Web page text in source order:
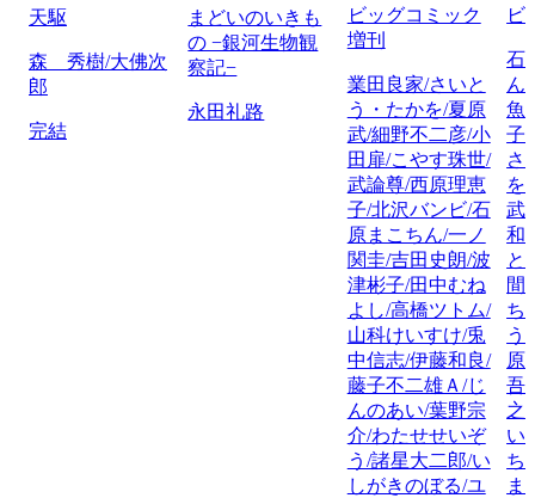
天駆
森 秀樹/大佛次
郎
完結
まどいのいきも
の −銀河生物観
察記−
永田礼路
ビッグコミック
増刊
業田良家/さいと
う・たかを/夏原
武/細野不二彦/小
田扉/こやす珠世/
武論尊/西原理恵
子/北沢バンビ/石
原まこちん/一ノ
関圭/吉田史朗/波
津彬子/田中むね
よし/高橋ツトム/
山科けいすけ/兎
中信志/伊藤和良/
藤子不二雄Ａ/じ
んのあい/葉野宗
介/わたせせいぞ
う/諸星大二郎/い
しがきのぼる/ユ
ビ
石
ん
魚
子
さ
を
武/
和
と
間
ち
う
原
吾/
之
い
ち
ま